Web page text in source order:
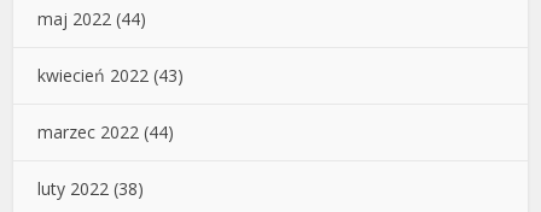
maj 2022 (44)
kwiecień 2022 (43)
marzec 2022 (44)
luty 2022 (38)